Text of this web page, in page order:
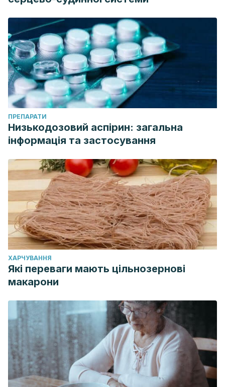
https://scielo.isciii.es/scielo.php?
script=sci_arttext&pid=S1130-01082018001200009
ПРЕПАРАТИ
Низькодозовий аспірин: загальна
інформація та застосування
ХАРЧУВАННЯ
Які переваги мають цільнозернові
макарони